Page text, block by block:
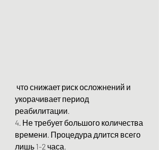
укорачивает период
реабилитации.
4. Не требует большого количества
времени. Процедура длится всего
лишь 1-2 часа.